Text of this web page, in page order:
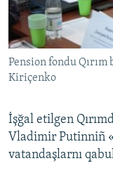
Русский
Українською
QOŞULIÑIZ!
RFE/RS bütün
Pension fondu
Kiriçenko
İşğal etilgen
Vladimir Putinniñ
vatandaşlarnı